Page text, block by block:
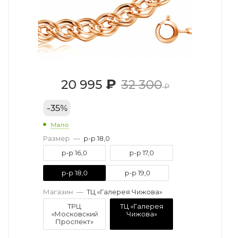
20 995₽ 32 300₽
-35%
Мало
Размер — р-р 18,0
р-р 16,0
р-р 17,0
р-р 18,0 р-р 19,0
Магазин — ТЦ «Галерея Чижова»
ТРЦ
«Московский
Проспект»
ТЦ «Галерея
Чижова»